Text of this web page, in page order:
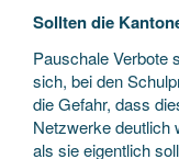
Sollten die
Pauschale Verbote
sich, bei den
die Gefahr, dass
Netzwerke deutlich
als sie eigentlich